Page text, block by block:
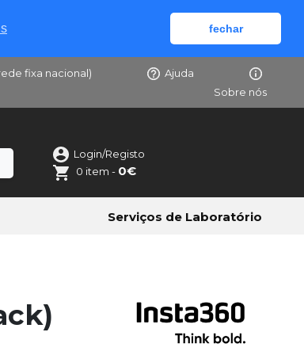
fechar
fixa nacional)
Ajuda
Sobre nós
Login/Registo
0 item - 0€
Serviços de Laboratório